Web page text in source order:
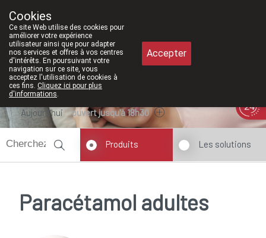
Aujourd'hui ouvert jusqu'à 18h30
Produits Les solutions
Paracétamol adultes
Cookies
Ce site Web utilise des cookies pour
améliorer votre expérience
utilisateur ainsi que pour adapter
nos services et offres à vos centres
d'intérêts. En poursuivant votre
navigation sur ce site, vous
acceptez l'utilisation de cookies à
ces fins. Cliquez ici pour plus
d'informations.
Accepter